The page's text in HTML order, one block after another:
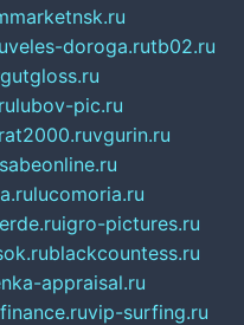
veles-doroga.rutb02.ru
lubov-pic.ru
vgurin.ru
sabeonline.ru
lucomoria.ru
igro-pictures.ru
blackcountess.ru
appraisal.ru
vip-surfing.ru